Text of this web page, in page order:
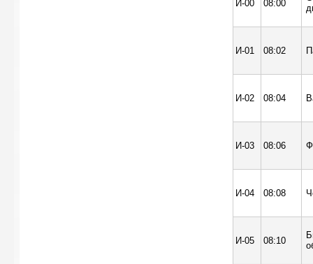
И-00 08:00
И-01 08:02
И-02 08:04
И-03 08:06
И-04 08:08
И-05 08:10